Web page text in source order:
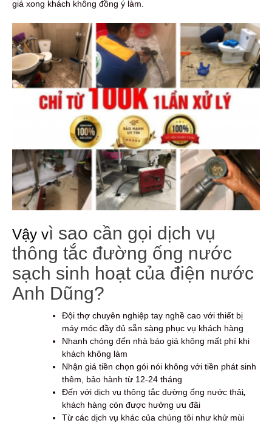
giá xong khách không đồng ý làm.
Vậy vì sao cần gọi dịch vụ
thông tắc đường ống nước
sạch sinh hoạt của điện nước
Anh Dũng?
Đội thợ chuyên nghiệp tay nghề cao với thiết bị
máy móc đầy đủ sẵn sàng phục vụ khách hàng
Nhanh chóng đến nhà báo giá không mất phí khi
khách không làm
Nhận giá tiền chọn gói nói không với tiền phát sinh
thêm, bảo hành từ 12-24 tháng
Đến với dịch vụ thông tắc đường ống nước thải,
khách hàng còn được hưởng ưu đãi
Từ các dịch vụ khác của chúng tôi như khử mùi